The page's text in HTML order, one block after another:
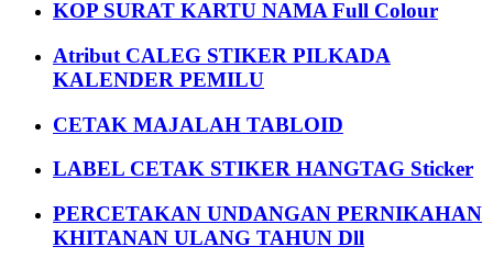
KOP SURAT KARTU NAMA Full Colour
Atribut CALEG STIKER PILKADA
KALENDER PEMILU
CETAK MAJALAH TABLOID
LABEL CETAK STIKER HANGTAG Sticker
PERCETAKAN UNDANGAN PERNIKAHAN
KHITANAN ULANG TAHUN Dll